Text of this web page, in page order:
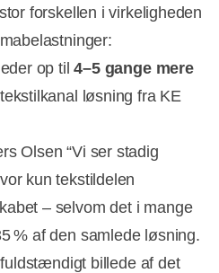
forskellen i virkeligheden
op til4–5 gange mere
løsning fra KE
Olsen “Vi ser stadig
kun tekstildelen
– selvom det i mange
% af den samlede løsning.
billede af det